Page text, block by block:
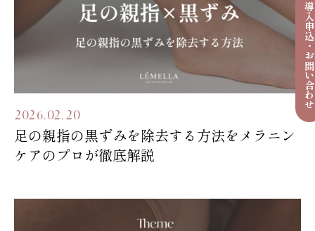
導入申込・
2026.02.20
足の親指の黒ずみを除去する方法をメラニン
ケアのプロが徹底解説